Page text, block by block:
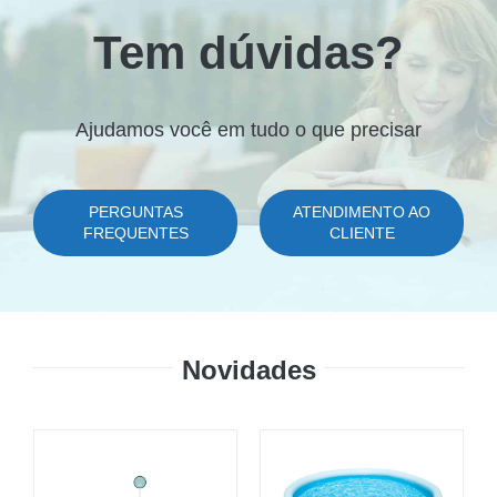
Tem dúvidas?
Ajudamos você em tudo o que precisar
PERGUNTAS
FREQUENTES
ATENDIMENTO AO
CLIENTE
Novidades